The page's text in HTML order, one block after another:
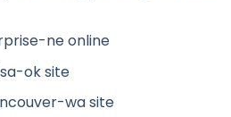
ne online
ok site
wa site